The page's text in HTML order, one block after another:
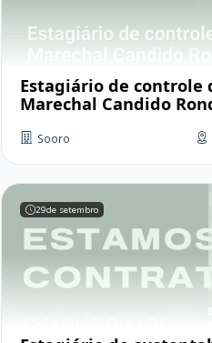
Estagiário de controle
Marechal Candido
Sooro
29de setembro